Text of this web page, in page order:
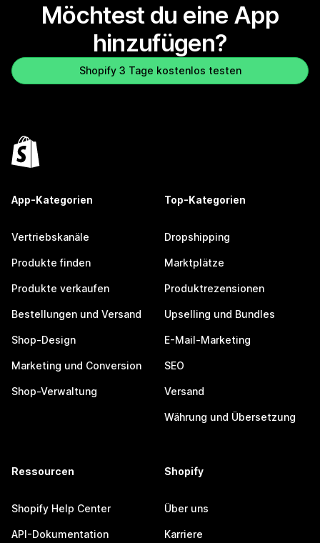
Möchtest du eine App
hinzufügen?
Shopify 3 Tage kostenlos testen
App-Kategorien
Vertriebskanäle
Produkte finden
Produkte verkaufen
Bestellungen und Versand
Shop-Design
Marketing und Conversion
Shop-Verwaltung
Top-Kategorien
Dropshipping
Marktplätze
Produktrezensionen
Upselling und Bundles
E-Mail-Marketing
SEO
Versand
Währung und Übersetzung
Ressourcen
Shopify Help Center
API-Dokumentation
Shopify
Über uns
Karriere